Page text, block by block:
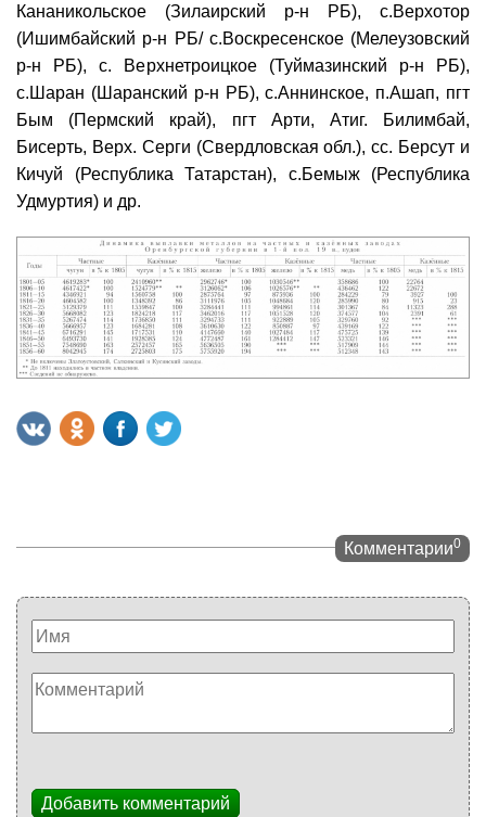
Кананикольское (Зилаирский р-н РБ), с.Верхотор
(Ишимбайский р-н РБ/ с.Воскресенское (Мелеузовский
р-н РБ), с. Верхнетроицкое (Туймазинский р-н РБ),
с.Шаран (Шаранский р-н РБ), с.Аннинское, п.Ашап, пгт
Бым (Пермский край), пгт Арти, Атиг. Билимбай,
Бисерть, Верх. Серги (Свердловская обл.), сс. Берсут и
Кичуй (Республика Татарстан), с.Бемыж (Республика
Удмуртия) и др.
Комментарии0
Добавить комментарий